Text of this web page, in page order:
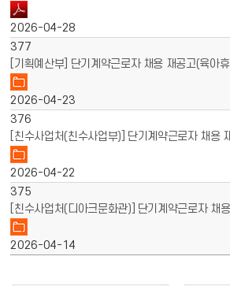
2026-04-28
377
[기획예산부] 단기계약근로자 채용 재공고(육아
2026-04-23
376
[친수사업처(친수사업부)] 단기계약근로자 채용
2026-04-22
375
[친수사업처(디아크문화관)] 단기계약근로자 채
2026-04-14